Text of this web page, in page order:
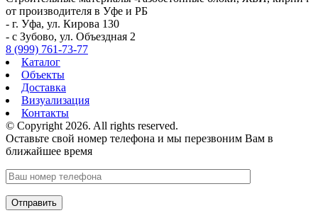
от производителя в Уфе и РБ
- г. Уфа, ул. Кирова 130
- с Зубово, ул. Объездная 2
8 (999) 761-73-77
Каталог
Объекты
Доставка
Визуализация
Контакты
© Copyright 2026. All rights reserved.
Оставьте свой номер телефона и мы перезвоним Вам в
ближайшее время